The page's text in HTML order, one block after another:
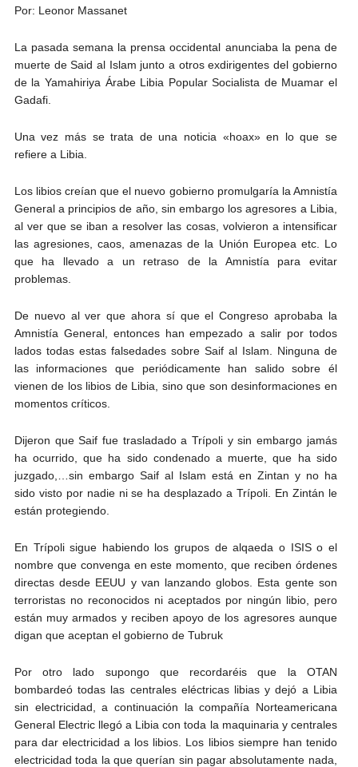
Por: Leonor Massanet
La pasada semana la prensa occidental anunciaba la pena de
muerte de Said al Islam junto a otros exdirigentes del gobierno
de la Yamahiriya Árabe Libia Popular Socialista de Muamar el
Gadafi.
Una vez más se trata de una noticia «hoax» en lo que se
refiere a Libia.
Los libios creían que el nuevo gobierno promulgaría la Amnistía
General a principios de año, sin embargo los agresores a Libia,
al ver que se iban a resolver las cosas, volvieron a intensificar
las agresiones, caos, amenazas de la Unión Europea etc. Lo
que ha llevado a un retraso de la Amnistía para evitar
problemas.
De nuevo al ver que ahora sí que el Congreso aprobaba la
Amnistía General, entonces han empezado a salir por todos
lados todas estas falsedades sobre Saif al Islam. Ninguna de
las informaciones que periódicamente han salido sobre él
vienen de los libios de Libia, sino que son desinformaciones en
momentos críticos.
Dijeron que Saif fue trasladado a Trípoli y sin embargo jamás
ha ocurrido, que ha sido condenado a muerte, que ha sido
juzgado,…sin embargo Saif al Islam está en Zintan y no ha
sido visto por nadie ni se ha desplazado a Trípoli. En Zintán le
están protegiendo.
En Trípoli sigue habiendo los grupos de alqaeda o ISIS o el
nombre que convenga en este momento, que reciben órdenes
directas desde EEUU y van lanzando globos. Esta gente son
terroristas no reconocidos ni aceptados por ningún libio, pero
están muy armados y reciben apoyo de los agresores aunque
digan que aceptan el gobierno de Tubruk
Por otro lado supongo que recordaréis que la OTAN
bombardeó todas las centrales eléctricas libias y dejó a Libia
sin electricidad, a continuación la compañía Norteamericana
General Electric llegó a Libia con toda la maquinaria y centrales
para dar electricidad a los libios. Los libios siempre han tenido
electricidad toda la que querían sin pagar absolutamente nada,